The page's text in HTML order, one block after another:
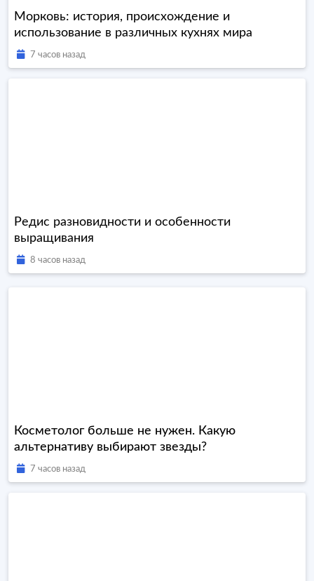
Морковь: история, происхождение и
использование в различных кухнях мира
7 часов назад
Редис разновидности и особенности
выращивания
8 часов назад
Косметолог больше не нужен. Какую
альтернативу выбирают звезды?
7 часов назад